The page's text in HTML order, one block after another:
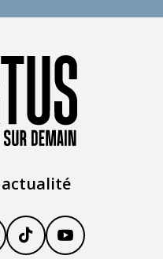
actualité